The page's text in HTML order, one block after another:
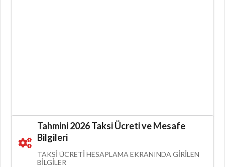
Tahmini 2026 Taksi Ücreti ve Mesafe
Bilgileri
TAKSI ÜCRETI HESAPLAMA EKRANINDA GIRILEN
BILGILER